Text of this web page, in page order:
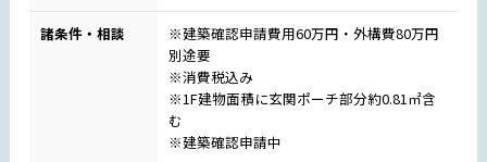
諸条件・相談
※建築確認申請費用60万円・外構費80万円
別途要
※消費税込み
※1F建物面積に玄関ポーチ部分約0.81㎡含
む
※建築確認申請中